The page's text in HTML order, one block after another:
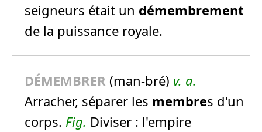
seigneurs était un démembrement
de la puissance royale.
DÉMEMBRER (man-bré) v. a.
Arracher, séparer les membres d'un
corps. Fig. Diviser : l'empire